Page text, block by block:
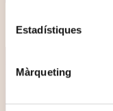
Estadístiques
Màrqueting